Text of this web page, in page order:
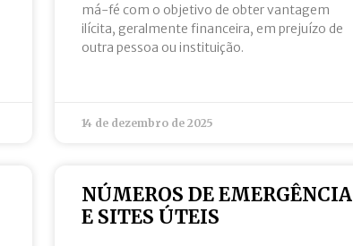
má-fé com o objetivo de obter vantagem
ilícita, geralmente financeira, em prejuízo de
outra pessoa ou instituição.
14 de dezembro de 2025
NÚMEROS DE EMERGÊNCIA
E SITES ÚTEIS